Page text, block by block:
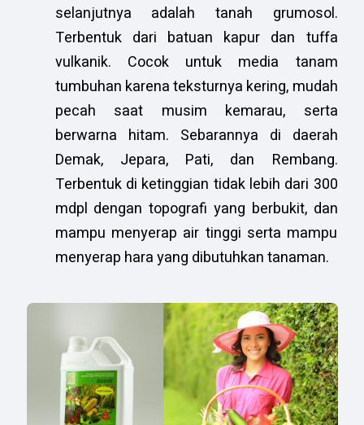
selanjutnya adalah tanah grumosol.
Terbentuk dari batuan kapur dan tuffa
vulkanik. Cocok untuk media tanam
tumbuhan karena teksturnya kering, mudah
pecah saat musim kemarau, serta
berwarna hitam. Sebarannya di daerah
Demak, Jepara, Pati, dan Rembang.
Terbentuk di ketinggian tidak lebih dari 300
mdpl dengan topografi yang berbukit, dan
mampu menyerap air tinggi serta mampu
menyerap hara yang dibutuhkan tanaman.